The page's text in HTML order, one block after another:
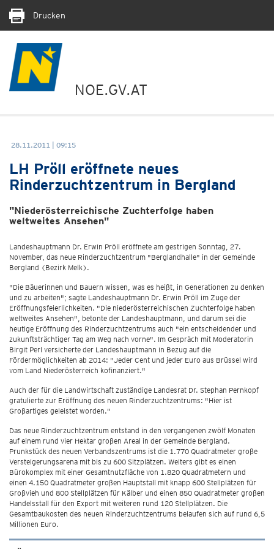
Drucken
NOE.GV.AT
28.11.2011 | 09:15
LH Pröll eröffnete neues
Rinderzuchtzentrum in Bergland
"Niederösterreichische Zuchterfolge haben
weltweites Ansehen"
Landeshauptmann Dr. Erwin Pröll eröffnete am gestrigen Sonntag, 27.
November, das neue Rinderzuchtzentrum "Berglandhalle" in der Gemeinde
Bergland (Bezirk Melk).
"Die Bäuerinnen und Bauern wissen, was es heißt, in Generationen zu denken
und zu arbeiten"; sagte Landeshauptmann Dr. Erwin Pröll im Zuge der
Eröffnungsfeierlichkeiten. "Die niederösterreichischen Zuchterfolge haben
weltweites Ansehen", betonte der Landeshauptmann, und darum sei die
heutige Eröffnung des Rinderzuchtzentrums auch "ein entscheidender und
zukunftsträchtiger Tag am Weg nach vorne". Im Gespräch mit Moderatorin
Birgit Perl versicherte der Landeshauptmann in Bezug auf die
Fördermöglichkeiten ab 2014: "Jeder Cent und jeder Euro aus Brüssel wird
vom Land Niederösterreich kofinanziert."
Auch der für die Landwirtschaft zuständige Landesrat Dr. Stephan Pernkopf
gratulierte zur Eröffnung des neuen Rinderzuchtzentrums: "Hier ist
Großartiges geleistet worden."
Das neue Rinderzuchtzentrum entstand in den vergangenen zwölf Monaten
auf einem rund vier Hektar großen Areal in der Gemeinde Bergland.
Prunkstück des neuen Verbandszentrums ist die 1.770 Quadratmeter große
Versteigerungsarena mit bis zu 600 Sitzplätzen. Weiters gibt es einen
Bürokomplex mit einer Gesamtnutzfläche von 1.820 Quadratmetern und
einen 4.150 Quadratmeter großen Hauptstall mit knapp 600 Stellplätzen für
Großvieh und 800 Stellplätzen für Kälber und einen 850 Quadratmeter großen
Handelsstall für den Export mit weiteren rund 120 Stellplätzen. Die
Gesamtbaukosten des neuen Rinderzuchtzentrums belaufen sich auf rund 6,5
Millionen Euro.